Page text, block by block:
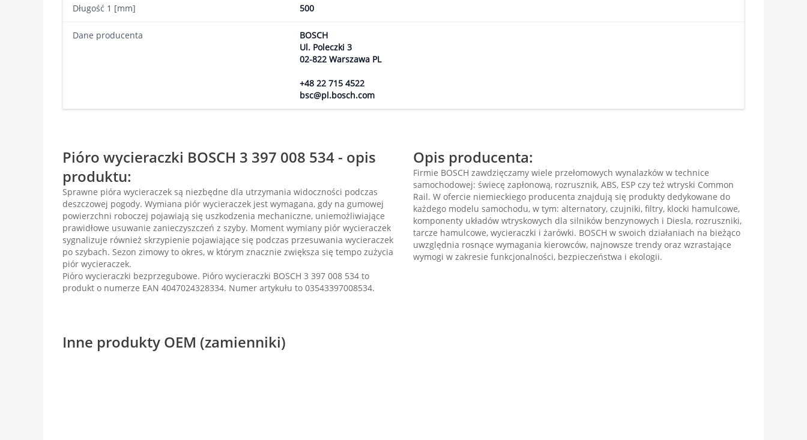
Długość 1 [mm] 500
Dane producenta
BOSCH
Ul. Poleczki 3
02-822 Warszawa PL
+48 22 715 4522
bsc@pl.bosch.com
Pióro wycieraczki BOSCH 3 397 008 534 - opis
produktu:
Sprawne pióra wycieraczek są niezbędne dla utrzymania widoczności podczas
deszczowej pogody. Wymiana piór wycieraczek jest wymagana, gdy na gumowej
powierzchni roboczej pojawiają się uszkodzenia mechaniczne, uniemożliwiające
prawidłowe usuwanie zanieczyszczeń z szyby. Moment wymiany piór wycieraczek
sygnalizuje również skrzypienie pojawiające się podczas przesuwania wycieraczek
po szybach. Sezon zimowy to okres, w którym znacznie zwiększa się tempo zużycia
piór wycieraczek.
Pióro wycieraczki bezprzegubowe. Pióro wycieraczki BOSCH 3 397 008 534 to
produkt o numerze EAN 4047024328334. Numer artykułu to 03543397008534.
Opis producenta:
Firmie BOSCH zawdzięczamy wiele przełomowych wynalazków w technice
samochodowej: świecę zapłonową, rozrusznik, ABS, ESP czy też wtryski Common
Rail. W ofercie niemieckiego producenta znajdują się produkty dedykowane do
każdego modelu samochodu, w tym: alternatory, czujniki, filtry, klocki hamulcowe,
komponenty układów wtryskowych dla silników benzynowych i Diesla, rozruszniki,
tarcze hamulcowe, wycieraczki i żarówki. BOSCH w swoich działaniach na bieżąco
uwzględnia rosnące wymagania kierowców, najnowsze trendy oraz wzrastające
wymogi w zakresie funkcjonalności, bezpieczeństwa i ekologii.
Inne produkty OEM (zamienniki)